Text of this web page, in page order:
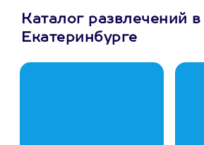
Каталог развлечений в
Екатеринбурге